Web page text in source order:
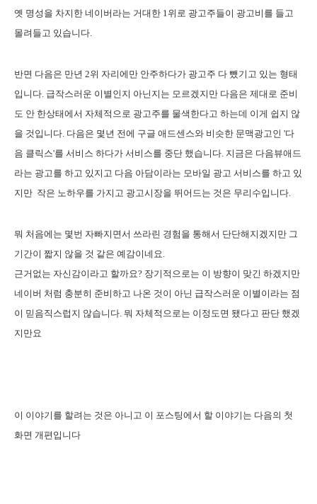
옛 명성을 차지한 네이버라는 거대한 1위로 광고주들이 광고비를 들고
몰려들고 있습니다.
반면 다음은 만년 2위 자리에만 안주하다가 광고주 다 뺐기고 있는 형태
입니다. 급작스러운 이별인지 아닌지는 모르겠지만 다음은 제대로 준비
도 안 한상태에서 자체적으로 광고주를 물색한다고 하는데 이게 쉽지 않
을 것입니다. 다음은 몇년 전에 구글 애드센스와 비슷한 문맥광고인 '다
음 클릭스'를 서비스 하다가 서비스를 중단 했습니다. 지금은 다음뷰애드
라는 광고를 하고 있지고 다음 아담이라는 모바일 광고 서비스를 하고 있
지만 작은 노하우를 가지고 광고시장을 뛰어드는 것은 무리수입니다.
뭐 처음에는 몇번 자빠지면서 쓰라린 경험을 통해서 단단해지겠지만 그
기간이 짧지 않을 것 같은 예감이네요.
근거없는 자신감이라고 할까요? 장기적으로는 이 방향이 맞긴 하겠지만
네이버 처럼 충분히 준비하고 나온 것이 아닌 급작스러운 이별이라는 점
이 믿음직스럽지 않습니다. 뭐 자체적으로는 이정도면 됐다고 판단 했겠
지만요
이 이야기를 할려는 것은 아니고 이 포스팅에서 할 이야기는 다음의 첫
화면 개편입니다